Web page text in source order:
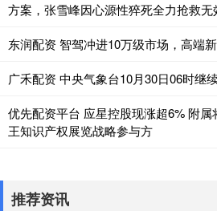
方案，张雪峰因心源性猝死全力抢救无
东润配资 智驾冲进10万级市场，高端
广禾配资 中央气象台10月30日06时继
优先配资平台 应星控股现涨超6% 附
王知识产权展览战略参与方
推荐资讯